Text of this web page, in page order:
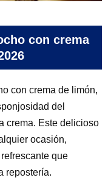
con crema
con crema de limón,
del
crema. Este delicioso
ocasión,
que
repostería.